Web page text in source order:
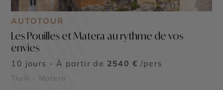
AUTOTOUR
Les Pouilles et Matera au rythme de vos
envies
10 jours - À partir de 2540 € /pers
Trulli - Matera